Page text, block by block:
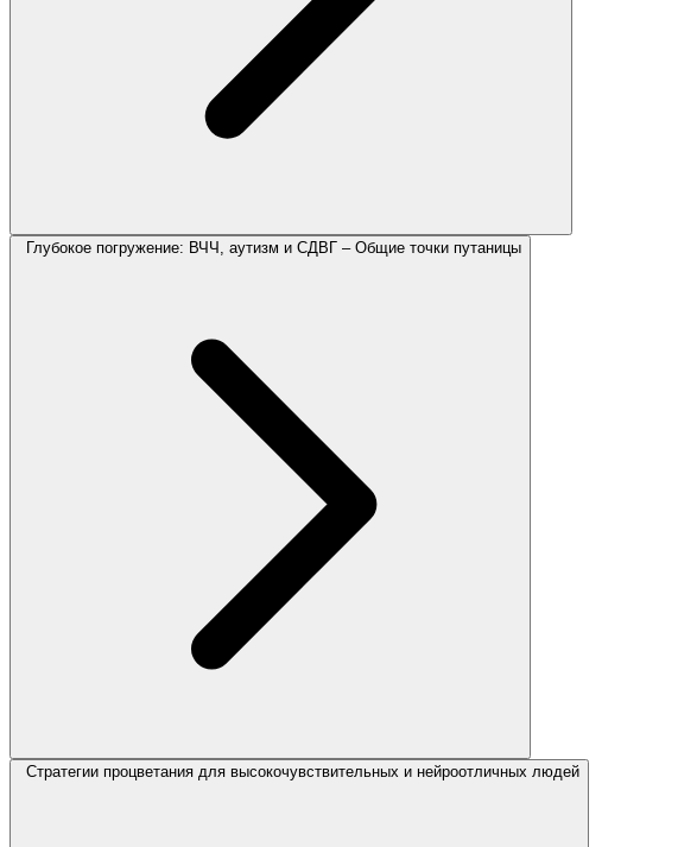
Глубокое погружение: ВЧЧ, аутизм и СДВГ – Общие точки путаницы
Стратегии процветания для высокочувствительных и нейроотличных людей